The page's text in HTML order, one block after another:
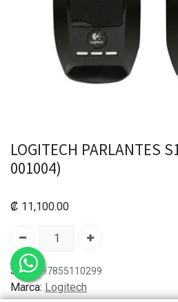
LOGITECH PARLANTES
001004)
₡ 11,100.00
SKU: 097855110299
Marca: Logitech